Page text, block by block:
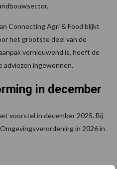
Connecting Agri & Food blijkt
het grootste deel van de
vernieuwend is, heeft de
adviezen ingewonnen.
in december
voorstel in december 2025. Bij
in 2026 in